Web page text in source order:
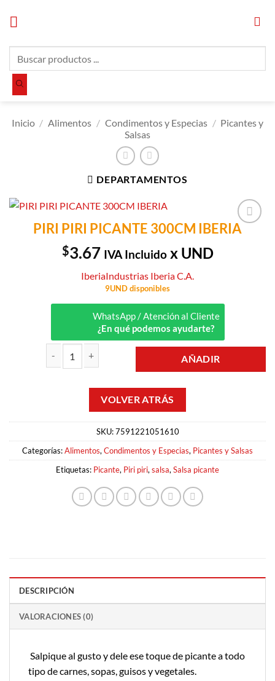
productos
Inicio / Alimentos / Condimentos y Especias / Picantes y
Salsas
DEPARTAMENTOS
Añadir a
PIRI PIRI PICANTE 300CM IBERIA
$3.67 IVA Incluidox UND
IberiaIndustrias Iberia C.A.
9UND disponibles
WhatsApp / Atención al Cliente
¿En qué podemos ayudarte?
PIRI PIRI PICANTE 300CM IBERIA cantidad
AÑADIR
SKU:7591221051610
Categorías:Alimentos, Condimentos y Especias, Picantes y Salsas
Etiquetas: Picante, Piri piri, salsa, Salsa picante
DESCRIPCIÓN
VALORACIONES (0)
Salpique al gusto y dele ese toque de picante a todo
tipo de carnes, sopas, guisos y vegetales.